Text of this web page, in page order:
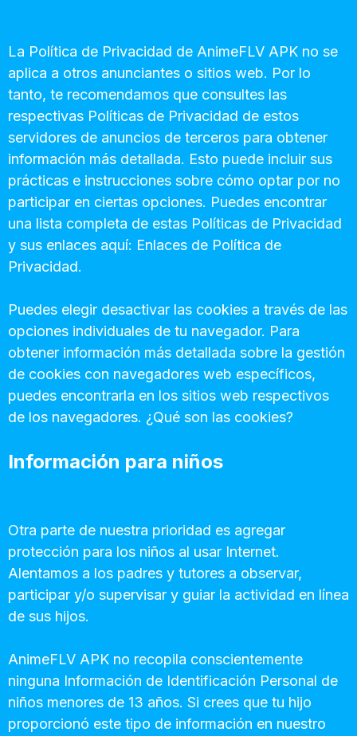
La Política de Privacidad de AnimeFLV APK no se
aplica a otros anunciantes o sitios web. Por lo
tanto, te recomendamos que consultes las
respectivas Políticas de Privacidad de estos
servidores de anuncios de terceros para obtener
información más detallada. Esto puede incluir sus
prácticas e instrucciones sobre cómo optar por no
participar en ciertas opciones. Puedes encontrar
una lista completa de estas Políticas de Privacidad
y sus enlaces aquí: Enlaces de Política de
Privacidad.
Puedes elegir desactivar las cookies a través de las
opciones individuales de tu navegador. Para
obtener información más detallada sobre la gestión
de cookies con navegadores web específicos,
puedes encontrarla en los sitios web respectivos
de los navegadores. ¿Qué son las cookies?
Información para niños
Otra parte de nuestra prioridad es agregar
protección para los niños al usar Internet.
Alentamos a los padres y tutores a observar,
participar y/o supervisar y guiar la actividad en línea
de sus hijos.
AnimeFLV APK no recopila conscientemente
ninguna Información de Identificación Personal de
niños menores de 13 años. Si crees que tu hijo
proporcionó este tipo de información en nuestro